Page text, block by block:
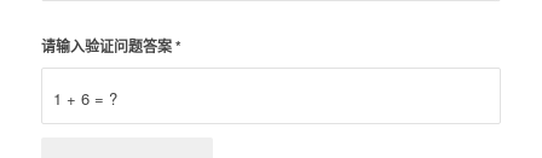
1 + 6 = ?
请输入验证问题答案*